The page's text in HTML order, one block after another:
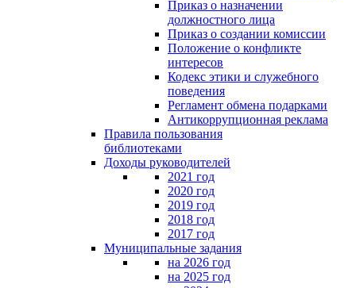
Приказ о назначении
должностного лица
Приказ о создании комиссии
Положение о конфликте
интересов
Кодекс этики и служебного
поведения
Регламент обмена подарками
Антикоррупционная реклама
Правила пользования
библиотеками
Доходы руководителей
2021 год
2020 год
2019 год
2018 год
2017 год
Муниципальные задания
на 2026 год
на 2025 год